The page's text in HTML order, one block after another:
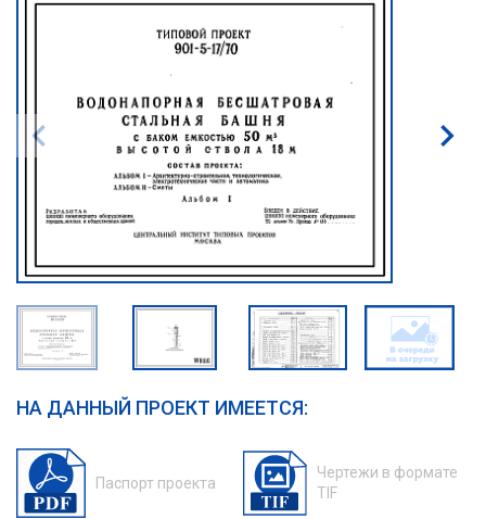
НА ДАННЫЙ ПРОЕКТ ИМЕЕТСЯ:
Паспорт проекта
Чертежи в формате
TIF